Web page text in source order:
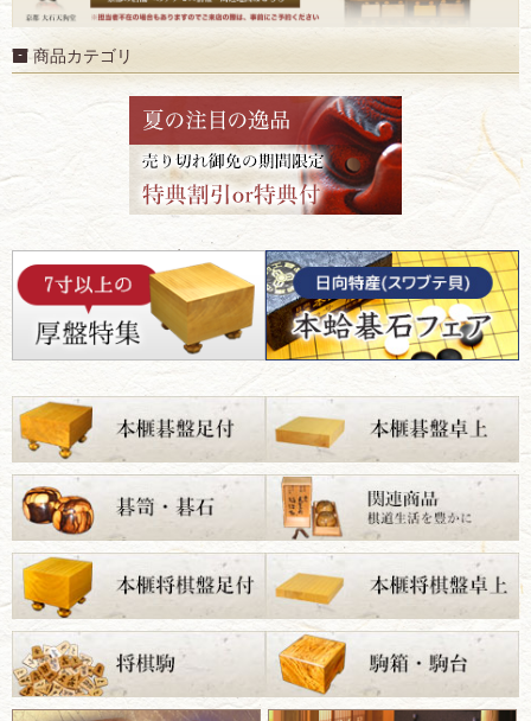
商品カテゴリ